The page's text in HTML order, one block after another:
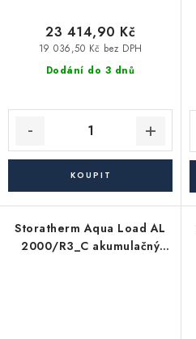
Dodání do 3 dnů
19 036,50 Kč bez DPH
23 414,90 Kč
Storatherm Aqua Load AL
2000/R3_C akumulačný